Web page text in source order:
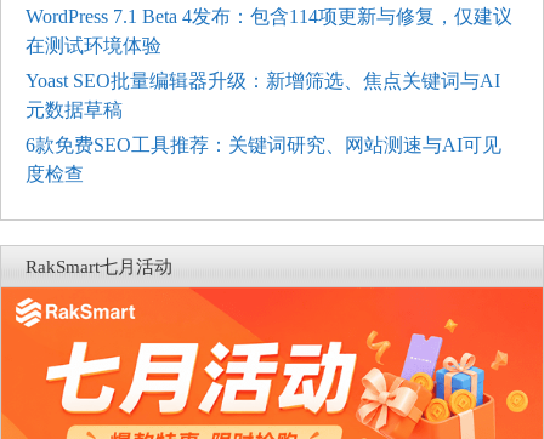
WordPress 7.1 Beta 4发布：包含114项更新与修复，仅建议
在测试环境体验
Yoast SEO批量编辑器升级：新增筛选、焦点关键词与AI
元数据草稿
6款免费SEO工具推荐：关键词研究、网站测速与AI可见
度检查
RakSmart七月活动